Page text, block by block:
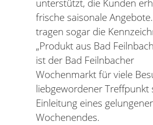
unterstützt, die Kunden
frische saisonale
tragen sogar die
„Produkt aus Bad
ist der Bad Feilnbacher
Wochenmarkt für viele
liebgewordener Treffpunkt
Einleitung eines
Wochenendes.